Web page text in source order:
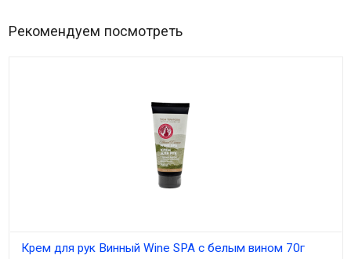
Рекомендуем посмотреть
Крем для рук Винный Wine SPA с белым вином 70г